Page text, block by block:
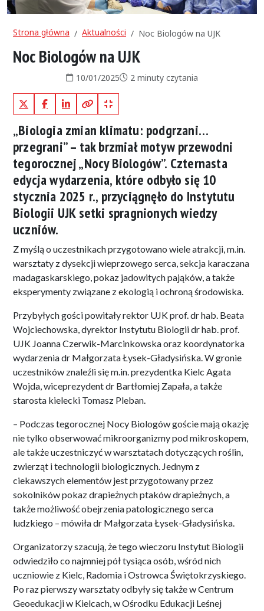
Strona główna Aktualności Noc Biologów na UJK
Noc Biologów na UJK
Data publikacji:
10/01/2025Czas czytania:
2 minuty czytania
X (Twitter)FacebookLinkedInKopiuj pełny link
Kopiuj krótki link
„Biologia zmian klimatu: podgrzani…
przegrani” – tak brzmiał motyw przewodni
tegorocznej „Nocy Biologów”. Czternasta
edycja wydarzenia, które odbyło się 10
stycznia 2025 r., przyciągnęło do Instytutu
Biologii UJK setki spragnionych wiedzy
uczniów.
Z myślą o uczestnikach przygotowano wiele atrakcji, m.in.
warsztaty z dysekcji wieprzowego serca, sekcja karaczana
madagaskarskiego, pokaz jadowitych pająków, a także
eksperymenty związane z ekologią i ochroną środowiska.
Przybyłych gości powitały rektor UJK prof. dr hab. Beata
Wojciechowska, dyrektor Instytutu Biologii dr hab. prof.
UJK Joanna Czerwik-Marcinkowska oraz koordynatorka
wydarzenia dr Małgorzata Łysek-Gładysińska. W gronie
uczestników znaleźli się m.in. prezydentka Kielc Agata
Wojda, wiceprezydent dr Bartłomiej Zapała, a także
starosta kielecki Tomasz Pleban.
– Podczas tegorocznej Nocy Biologów goście mają okazję
nie tylko obserwować mikroorganizmy pod mikroskopem,
ale także uczestniczyć w warsztatach dotyczących roślin,
zwierząt i technologii biologicznych. Jednym z
ciekawszych elementów jest przygotowany przez
sokolników pokaz drapieżnych ptaków drapieżnych, a
także możliwość obejrzenia patologicznego serca
ludzkiego – mówiła dr Małgorzata Łysek-Gładysińska.
Organizatorzy szacują, że tego wieczoru Instytut Biologii
odwiedziło co najmniej pół tysiąca osób, wśród nich
uczniowie z Kielc, Radomia i Ostrowca Świętokrzyskiego.
Po raz pierwszy warsztaty odbyły się także w Centrum
Geoedukacji w Kielcach, w Ośrodku Edukacji Leśnej